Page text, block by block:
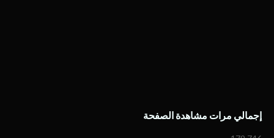
إجمالي مرات مشاهدة الصفحة